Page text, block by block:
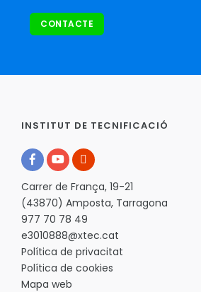
CONTACTE
INSTITUT DE TECNIFICACIÓ
Carrer de França, 19-21
(43870) Amposta, Tarragona
977 70 78 49
e3010888@xtec.cat
Política de privacitat
Política de cookies
Mapa web